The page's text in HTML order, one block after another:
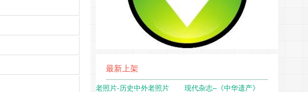
最新上架
老照片-历史中外老照片
现代杂志–《中华遗产》